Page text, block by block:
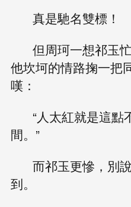
真是馳名雙標！
但周珂一想祁玉
他坎坷的情路掬一把
嘆：
“人太紅就是這點
間。”
而祁玉更慘，別
到。